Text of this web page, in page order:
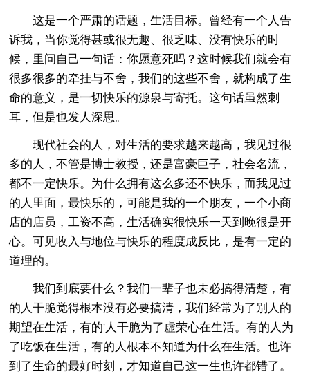
这是一个严肃的话题，生活目标。曾经有一个人告
诉我，当你觉得甚或很无趣、很乏味、没有快乐的时
候，里问自己一句话：你愿意死吗？这时候我们就会有
很多很多的牵挂与不舍，我们的这些不舍，就构成了生
命的意义，是一切快乐的源泉与寄托。这句话虽然刺
耳，但是也发人深思。
现代社会的人，对生活的要求越来越高，我见过很
多的人，不管是博士教授，还是富豪巨子，社会名流，
都不一定快乐。为什么拥有这么多还不快乐，而我见过
的人里面，最快乐的，可能是我的一个朋友，一个小商
店的店员，工资不高，生活确实很快乐一天到晚很是开
心。可见收入与地位与快乐的程度成反比，是有一定的
道理的。
我们到底要什么？我们一辈子也未必搞得清楚，有
的人干脆觉得根本没有必要搞清，我们经常为了别人的
期望在生活，有的'人干脆为了虚荣心在生活。有的人为
了吃饭在生活，有的人根本不知道为什么在生活。也许
到了生命的最好时刻，才知道自己这一生也许都错了。